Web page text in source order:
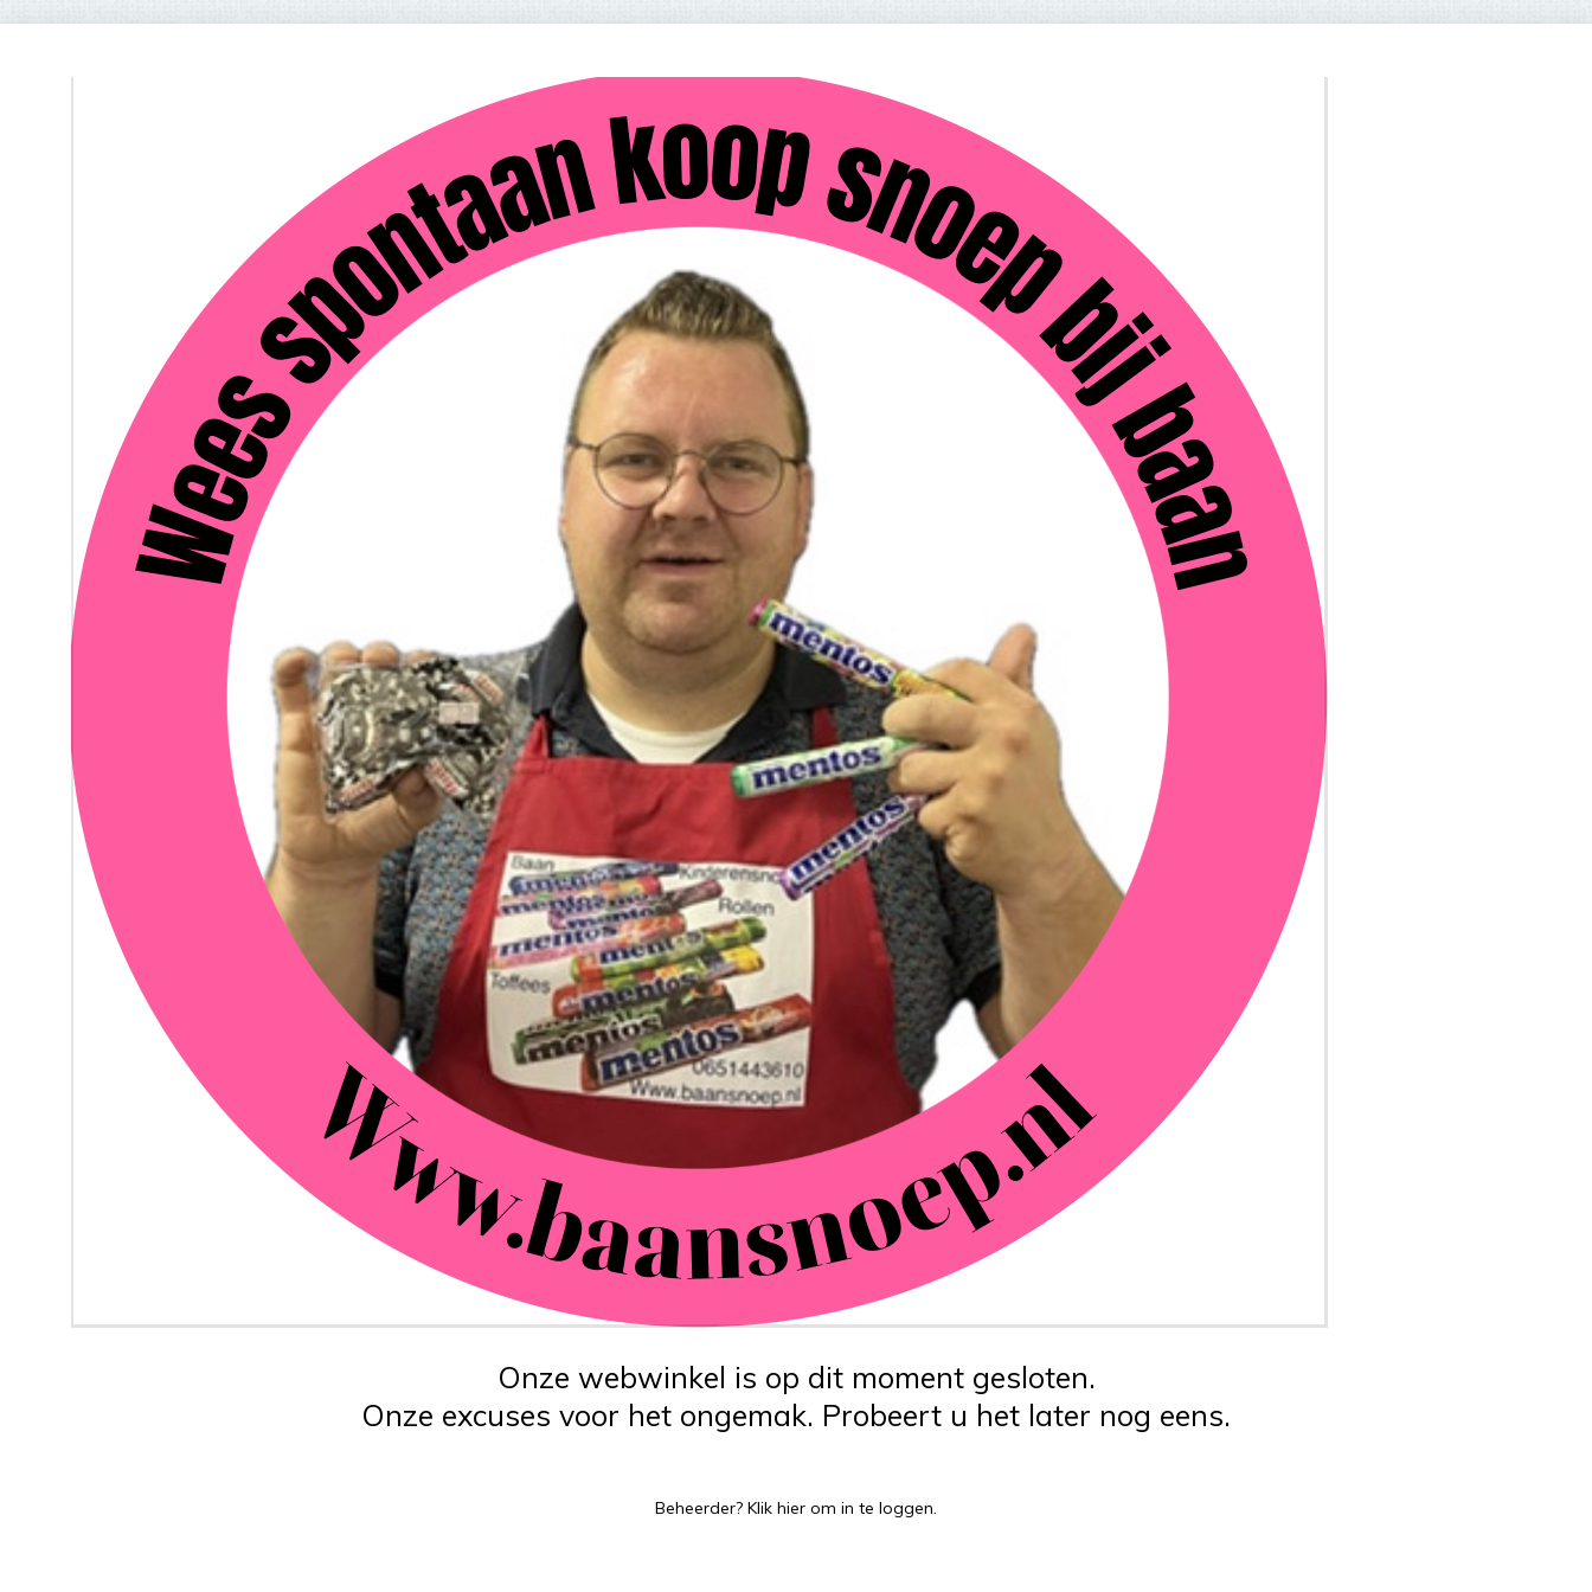
Onze webwinkel is op dit moment gesloten.
Onze excuses voor het ongemak. Probeert u het later nog eens.
Beheerder? Klik hier om in te loggen.